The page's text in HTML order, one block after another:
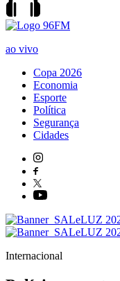
ao vivo
Copa 2026
Economia
Esporte
Política
Segurança
Cidades
Internacional